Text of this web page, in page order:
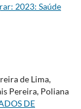
2023: Saúde
de Lima,
Pereira, Poliana
DE